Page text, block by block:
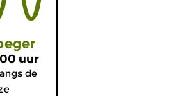
uur
de